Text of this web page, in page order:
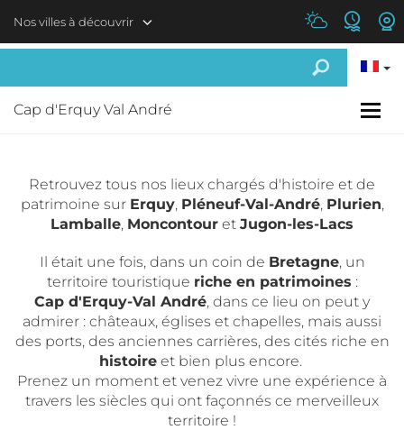
Nos villes à découvrir
Cap d'Erquy Val André
Retrouvez tous nos lieux chargés d'histoire et de
patrimoine sur Erquy, Pléneuf-Val-André, Plurien,
Lamballe, Moncontour et Jugon-les-Lacs
Il était une fois, dans un coin de Bretagne, un
territoire touristique riche en patrimoines :
Cap d'Erquy-Val André, dans ce lieu on peut y
admirer : châteaux, églises et chapelles, mais aussi
des ports, des anciennes carrières, des cités riche en
histoireet bien plus encore.
Prenez un moment et venez vivre une expérience à
travers les siècles qui ont façonnés ce merveilleux
territoire !